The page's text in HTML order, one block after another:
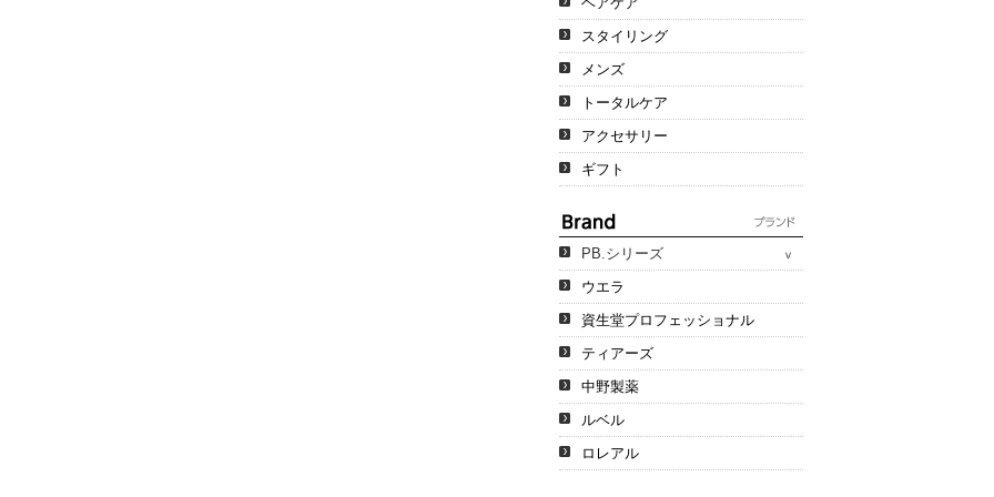
スタイリング
メンズ
トータルケア
アクセサリー
ギフト
PB.シリーズ
ウエラ
資生堂プロフェッショナル
ティアーズ
中野製薬
ルベル
ロレアル